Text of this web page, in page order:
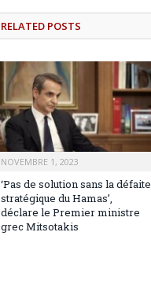
RELATED POSTS
NOVEMBRE 1, 2023
‘Pas de solution sans la défaite
stratégique du Hamas’,
déclare le Premier ministre
grec Mitsotakis